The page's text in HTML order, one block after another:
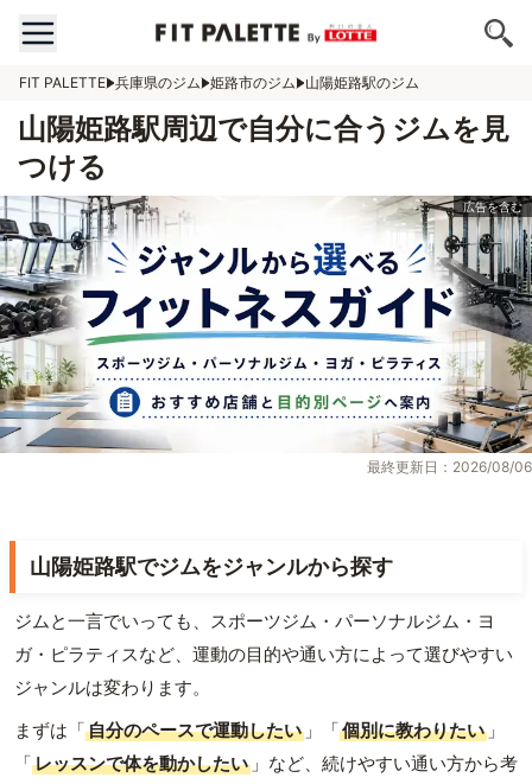
FIT PALETTE 兵庫県のジム 姫路市のジム 山陽姫路駅のジム
山陽姫路駅周辺で自分に合うジムを見
つける
最終更新日：2026/08/06
山陽姫路駅でジムをジャンルから探す
ジムと一言でいっても、スポーツジム・パーソナルジム・ヨ
ガ・ピラティスなど、運動の目的や通い方によって選びやすい
ジャンルは変わります。
まずは「自分のペースで運動したい 」「個別に教わりたい 」
「レッスンで体を動かしたい 」など、続けやすい通い方から考